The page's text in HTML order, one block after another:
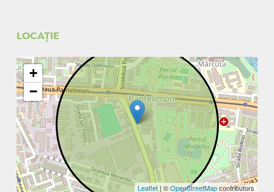
LOCAȚIE
+
−
Leaflet| ©OpenStreetMapcontributors